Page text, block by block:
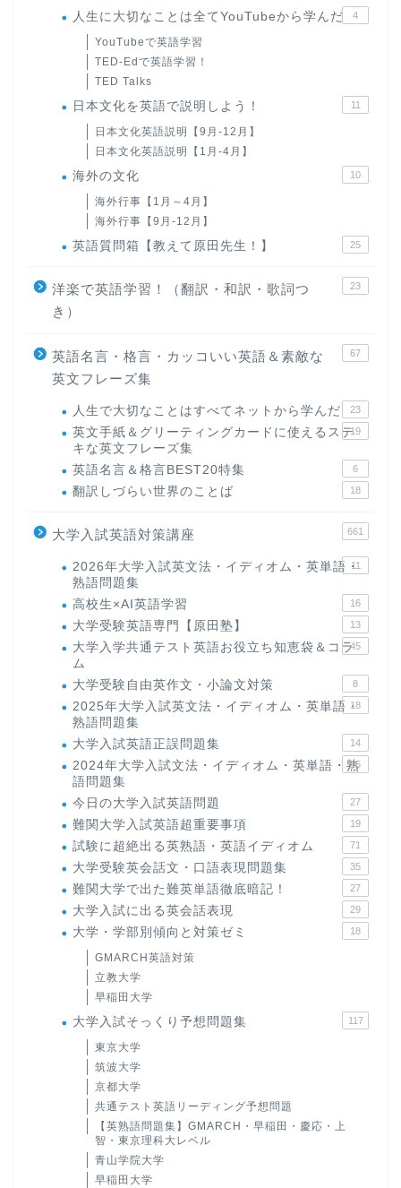
人生に大切なことは全てYouTubeから学んだ 4
YouTubeで英語学習
TED-Edで英語学習！
TED Talks
日本文化を英語で説明しよう！ 11
日本文化英語説明【9月-12月】
日本文化英語説明【1月-4月】
海外の文化 10
海外行事【1月～4月】
海外行事【9月-12月】
英語質問箱【教えて原田先生！】 25
洋楽で英語学習！（翻訳・和訳・歌詞つ
き）
23
英語名言・格言・カッコいい英語＆素敵な
英文フレーズ集
67
人生で大切なことはすべてネットから学んだ 23
英文手紙＆グリーティングカードに使えるステ
キな英文フレーズ集
19
英語名言＆格言BEST20特集 6
翻訳しづらい世界のことば 18
大学入試英語対策講座 661
2026年大学入試英文法・イディオム・英単語・
熟語問題集
11
高校生×AI英語学習 16
大学受験英語専門【原田塾】 13
大学入学共通テスト英語お役立ち知恵袋＆コラ
ム
45
大学受験自由英作文・小論文対策 8
2025年大学入試英文法・イディオム・英単語・
熟語問題集
18
大学入試英語正誤問題集 14
2024年大学入試文法・イディオム・英単語・熟
語問題集
15
今日の大学入試英語問題 27
難関大学入試英語超重要事項 19
試験に超絶出る英熟語・英語イディオム 71
大学受験英会話文・口語表現問題集 35
難関大学で出た難英単語徹底暗記！ 27
大学入試に出る英会話表現 29
大学・学部別傾向と対策ゼミ 18
GMARCH英語対策
立教大学
早稲田大学
大学入試そっくり予想問題集 117
東京大学
筑波大学
京都大学
共通テスト英語リーディング予想問題
【英熟語問題集】GMARCH・早稲田・慶応・上
智・東京理科大レベル
青山学院大学
早稲田大学